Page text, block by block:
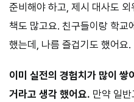
준비해야 하고, 제시 대사도
책도 많고요. 친구들이랑 학교
했는데, 나름 즐겁기도 했어요.
이미 실전의 경험치가 많이 쌓
거라고 생각 했어요. 만약 일